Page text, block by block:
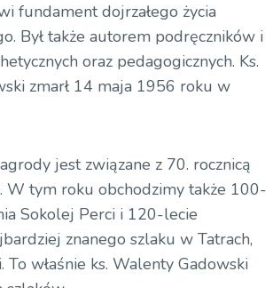
fundament dojrzałego życia
Był także autorem podręczników i
oraz pedagogicznych. Ks.
zmarł 14 maja 1956 roku w
jest związane z 70. rocznicą
W tym roku obchodzimy także 100-
Sokolej Perci i 120-lecie
znanego szlaku w Tatrach,
To właśnie ks. Walenty Gadowski